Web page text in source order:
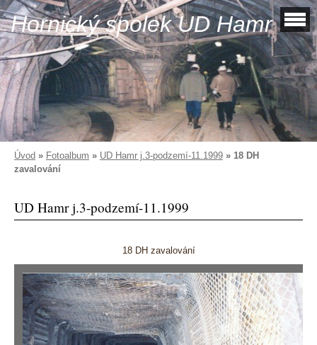
Hornický spolek UD Hamr
Úvod » Fotoalbum » UD Hamr j.3-podzemí-11.1999 » 18 DH
zavalování
UD Hamr j.3-podzemí-11.1999
18 DH zavalování